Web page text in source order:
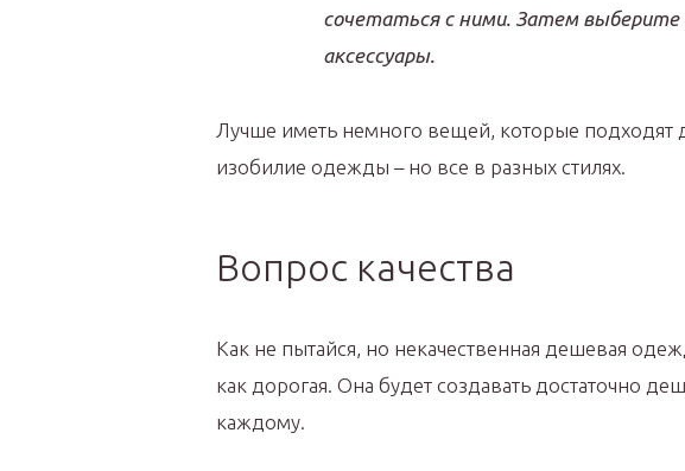
сочетаться с ними. Затем выберите
аксессуары.
Лучше иметь немного вещей, которые подходят
изобилие одежды – но все в разных стилях.
Вопрос качества
Как не пытайся, но некачественная дешевая
как дорогая. Она будет создавать достаточно
каждому.